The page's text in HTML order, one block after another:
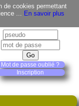
de cookies permettant
... En savoir plus
Mot de passe oublié ?
Inscription